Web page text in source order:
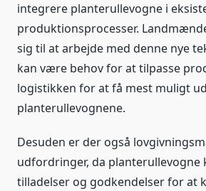
integrere planterullevogne i
produktionsprocesser.
sig til at arbejde med denne nye
kan være behov for at tilpasse
logistikken for at få mest muligt
planterullevognene.
Desuden er der også
udfordringer, da
tilladelser og godkendelser for at